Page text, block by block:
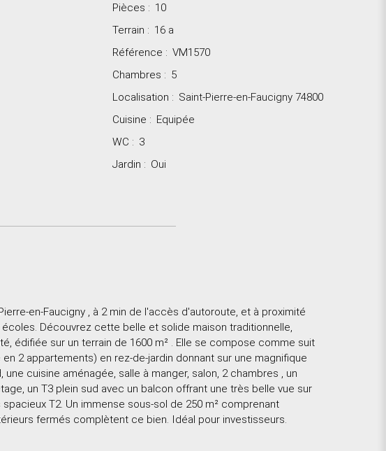
Pièces : 10
Terrain : 16 a
Référence : VM1570
Chambres : 5
Localisation : Saint-Pierre-en-Faucigny 74800
Cuisine : Equipée
WC : 3
Jardin : Oui
en-Faucigny , à 2 min de l'accès d'autoroute, et à proximité
Découvrez cette belle et solide maison traditionnelle,
édifiée sur un terrain de 1600 m² . Elle se compose comme suit
en 2 appartements) en rez-de-jardin donnant sur une magnifique
cuisine aménagée, salle à manger, salon, 2 chambres , un
un T3 plein sud avec un balcon offrant une très belle vue sur
T2. Un immense sous-sol de 250 m² comprenant
fermés complètent ce bien. Idéal pour investisseurs.